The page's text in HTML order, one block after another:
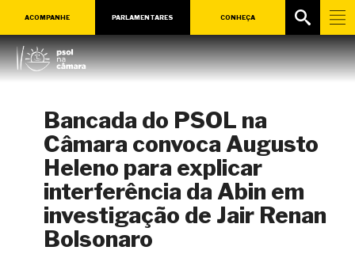
ACOMPANHE PARLAMENTARES CONHEÇA
Bancada do PSOL na
Câmara convoca Augusto
Heleno para explicar
interferência da Abin em
investigação de Jair Renan
Bolsonaro